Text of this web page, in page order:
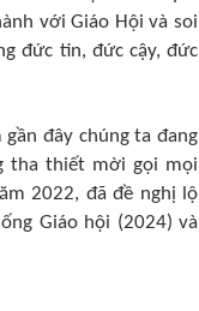
với Giáo Hội và soi
đức tin, đức cậy, đức
đây chúng ta đang
tha thiết mời gọi mọi
2022, đã đề nghị lộ
Giáo hội (2024) và